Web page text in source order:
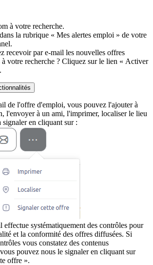
à votre recherche.
la rubrique « Mes alertes emploi » de votre
recevoir par e-mail les nouvelles offres
votre recherche ? Cliquez sur le lien « Activer
de l'offre d'emploi, vous pouvez l'ajouter à
l'envoyer à un ami, l'imprimer, localiser le lieu
signaler en cliquant sur :
effectue systématiquement des contrôles pour
et la conformité des offres diffusées. Si
vous constatez des contenus
pouvez nous le signaler en cliquant sur
offre ».